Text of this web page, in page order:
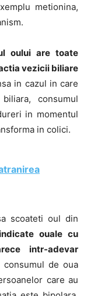
metionina,
oului are toate
vezicii biliare
in cazul in care
consumul
in momentul
in colici.
scoateti oul din
ouale cu
intr-adevar
consumul de oua
care au